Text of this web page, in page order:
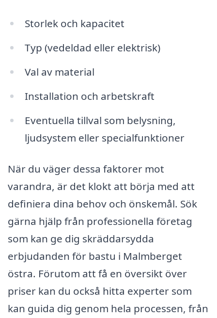
Storlek och kapacitet
Typ (vedeldad eller elektrisk)
Val av material
Installation och arbetskraft
Eventuella tillval som belysning,
ljudsystem eller specialfunktioner
När du väger dessa faktorer mot
varandra, är det klokt att börja med att
definiera dina behov och önskemål. Sök
gärna hjälp från professionella företag
som kan ge dig skräddarsydda
erbjudanden för bastu i Malmberget
östra. Förutom att få en översikt över
priser kan du också hitta experter som
kan guida dig genom hela processen, från